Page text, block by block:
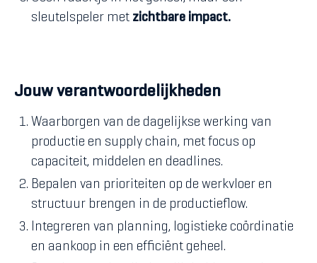
sleutelspeler met zichtbare impact.
Jouw verantwoordelijkheden
Waarborgen van de dagelijkse werking van
productie en supply chain, met focus op
capaciteit, middelen en deadlines.
Bepalen van prioriteiten op de werkvloer en
structuur brengen in de productieflow.
Integreren van planning, logistieke coördinatie
en aankoop in een efficiënt geheel.